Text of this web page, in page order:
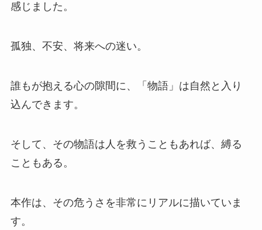
感じました。
孤独、不安、将来への迷い。
誰もが抱える心の隙間に、「物語」は自然と入り
込んできます。
そして、その物語は人を救うこともあれば、縛る
こともある。
本作は、その危うさを非常にリアルに描いていま
す。